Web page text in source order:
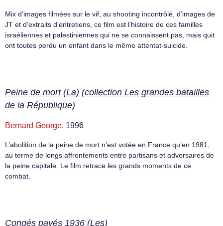
Mix d’images filmées sur le vif, au shooting incontrôlé, d’images de
JT et d’extraits d’entretiens, ce film est l’histoire de ces familles
israéliennes et palestiniennes qui ne se connaissent pas, mais quit
ont toutes perdu un enfant dans le même attentat-suicide.
Peine de mort (La) (collection Les grandes batailles
de la République)
Bernard George, 1996
L’abolition de la peine de mort n’est votée en France qu’en 1981,
au terme de longs affrontements entre partisans et adversaires de
la peine capitale. Le film retrace les grands moments de ce
combat.
Congés payés 1936 (Les)